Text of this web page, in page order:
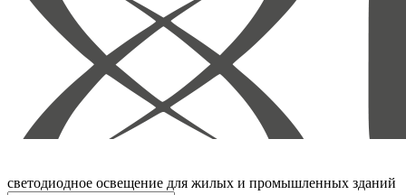
светодиодное освещение для жилых и промышленных зданий